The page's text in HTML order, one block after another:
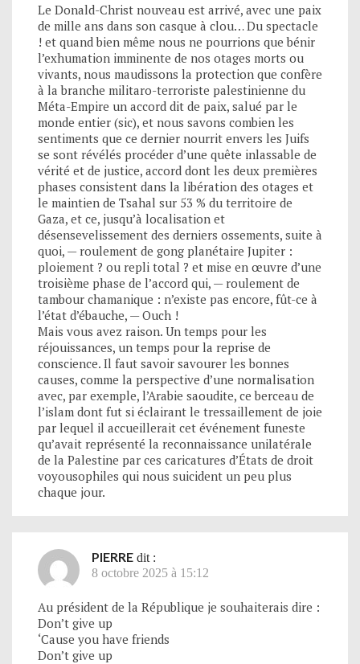
Le Donald-Christ nouveau est arrivé, avec une paix
de mille ans dans son casque à clou… Du spectacle
! et quand bien même nous ne pourrions que bénir
l’exhumation imminente de nos otages morts ou
vivants, nous maudissons la protection que confère
à la branche militaro-terroriste palestinienne du
Méta-Empire un accord dit de paix, salué par le
monde entier (sic), et nous savons combien les
sentiments que ce dernier nourrit envers les Juifs
se sont révélés procéder d’une quête inlassable de
vérité et de justice, accord dont les deux premières
phases consistent dans la libération des otages et
le maintien de Tsahal sur 53 % du territoire de
Gaza, et ce, jusqu’à localisation et
désensevelissement des derniers ossements, suite à
quoi, — roulement de gong planétaire Jupiter :
ploiement ? ou repli total ? et mise en œuvre d’une
troisième phase de l’accord qui, — roulement de
tambour chamanique : n’existe pas encore, fût-ce à
l’état d’ébauche, — Ouch !
Mais vous avez raison. Un temps pour les
réjouissances, un temps pour la reprise de
conscience. Il faut savoir savourer les bonnes
causes, comme la perspective d’une normalisation
avec, par exemple, l’Arabie saoudite, ce berceau de
l’islam dont fut si éclairant le tressaillement de joie
par lequel il accueillerait cet événement funeste
qu’avait représenté la reconnaissance unilatérale
de la Palestine par ces caricatures d’États de droit
voyousophiles qui nous suicident un peu plus
chaque jour.
PIERRE dit :
8 octobre 2025 à 15:12
Au président de la République je souhaiterais dire :
Don’t give up
‘Cause you have friends
Don’t give up